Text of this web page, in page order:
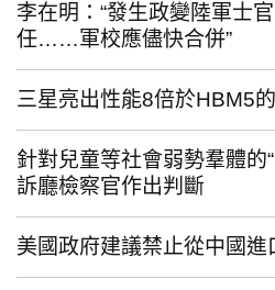
李在明：“發生政變陸軍士
任……軍校應儘快合併”
三星亮出性能8倍於HBM5
針對兒童等社會弱勢羣體的
訴廳檢察官作出判斷
美國政府建議禁止從中國進